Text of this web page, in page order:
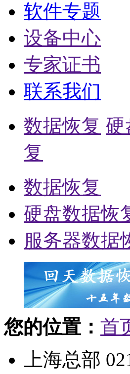
软件专题
设备中心
专家证书
联系我们
数据恢复 硬
复
数据恢复
硬盘数据恢
服务器数据
您的位置： 首
上海总部